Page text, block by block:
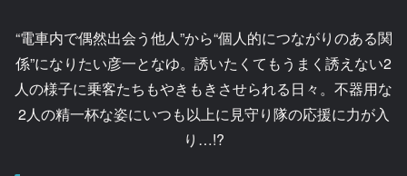
“電車内で偶然出会う他人”から“個人的につながりのある関
係”になりたい彦一となゆ。誘いたくてもうまく誘えない2
人の様子に乗客たちもやきもきさせられる日々。不器用な
2人の精一杯な姿にいつも以上に見守り隊の応援に力が入
り…!?